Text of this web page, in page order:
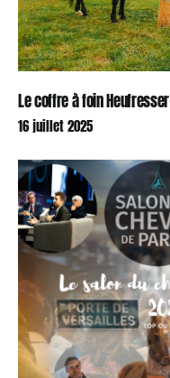
Le coffre à foin Heufresser
16 juillet 2025